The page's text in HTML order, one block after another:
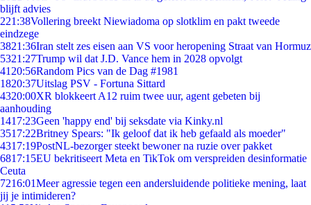
blijft advies
221:38Vollering breekt Niewiadoma op slotklim en pakt tweede
eindzege
3821:36Iran stelt zes eisen aan VS voor heropening Straat van Hormuz
5321:27Trump wil dat J.D. Vance hem in 2028 opvolgt
41 20:56Random Pics van de Dag #1981
1820:37Uitslag PSV - Fortuna Sittard
4320:00XR blokkeert A12 ruim twee uur, agent gebeten bij
aanhouding
1417:23Geen 'happy end' bij seksdate via Kinky.nl
3517:22Britney Spears: "Ik geloof dat ik heb gefaald als moeder"
4317:19PostNL-bezorger steekt bewoner na ruzie over pakket
6817:15EU bekritiseert Meta en TikTok om verspreiden desinformatie
Ceuta
7216:01Meer agressie tegen een andersluidende politieke mening, laat
jij je intimideren?